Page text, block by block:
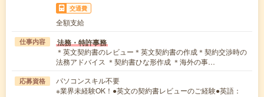
交通費
全額支給
仕事内容 法務・特許事務
＊英文契約書のレビュー＊英文契約書の作成＊契約交渉時の
法務アドバイス ＊契約書ひな形作成 ＊海外の事…
応募資格
パソコンスキル不要
※業界未経験OK！●英文の契約書レビューのご経験●英語：